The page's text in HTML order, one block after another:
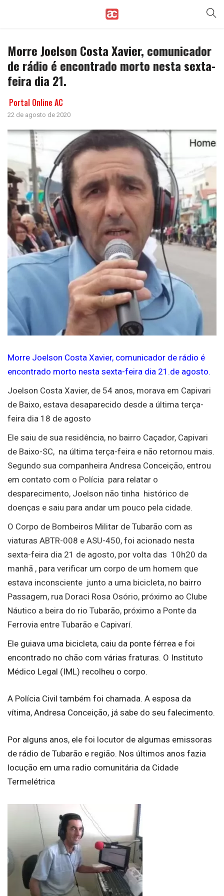
Morre Joelson Costa Xavier, comunicador
de rádio é encontrado morto nesta sexta-
feira dia 21.
Portal Online AC
22 de agosto de 2020
Morre Joelson Costa Xavier, comunicador de rádio é
encontrado morto nesta sexta-feira dia 21.de agosto.
Joelson Costa Xavier, de 54 anos, morava em Capivari
de Baixo, estava desaparecido desde a última terça-
feira dia 18 de agosto
Ele saiu de sua residência, no bairro Caçador, Capivari
de Baixo-SC, na última terça-feira e não retornou mais.
Segundo sua companheira Andresa Conceição, entrou
em contato com o Polícia para relatar o
desparecimento, Joelson não tinha histórico de
doenças e saiu para andar um pouco pela cidade.
O Corpo de Bombeiros Militar de Tubarão com as
viaturas ABTR-008 e ASU-450, foi acionado nesta
sexta-feira dia 21 de agosto, por volta das 10h20 da
manhã , para verificar um corpo de um homem que
estava inconsciente junto a uma bicicleta, no bairro
Passagem, rua Doraci Rosa Osório, próximo ao Clube
Náutico a beira do rio Tubarão, próximo a Ponte da
Ferrovia entre Tubarão e Capivarí.
Ele guiava uma bicicleta, caiu da ponte férrea e foi
encontrado no chão com várias fraturas. O Instituto
Médico Legal (IML) recolheu o corpo.
A Polícia Civil também foi chamada. A esposa da
vítima, Andresa Conceição, já sabe do seu falecimento.
Por alguns anos, ele foi locutor de algumas emissoras
de rádio de Tubarão e região. Nos últimos anos fazia
locução em uma radio comunitária da Cidade
Termelétrica